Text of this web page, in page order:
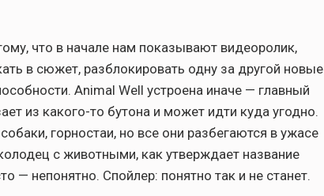
что в начале нам показывают видеоролик,
в сюжет, разблокировать одну за другой новые
Animal Well устроена иначе — главный
из какого-то бутона и может идти куда угодно.
горностаи, но все они разбегаются в ужасе
с животными, как утверждает название
— непонятно. Спойлер: понятно так и не станет.